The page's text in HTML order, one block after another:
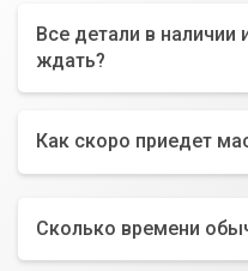
Все детали в наличии
ждать?
Как скоро приедет
Сколько времени